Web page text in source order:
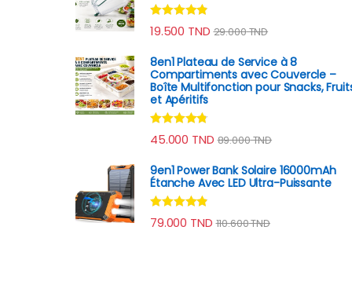
Note4.70
sur 5
19.500 TND 29.000TND
8en1 Plateau de Service à 8
Compartiments avec Couvercle –
Boîte Multifonction pour Snacks,
et Apéritifs
Note4.60
sur 5
45.000 TND 89.000TND
9en1 Power Bank Solaire 16000mAh
Étanche Avec LED Ultra-Puissante
Note4.70
sur 5
79.000 TND 110.600TND